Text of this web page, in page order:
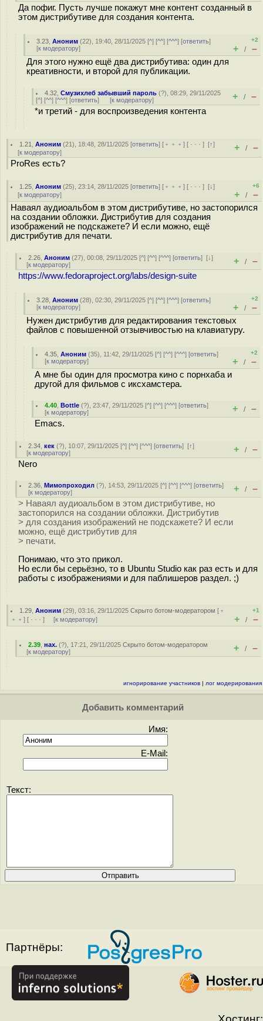
Да пофиг. Пусть лучше покажут мне контент созданный в
этом дистрибутиве для создания контента.
3.23 ,Аноним (22), 19:40, 28/11/2025 [^] [^^] [^^^] [ответить]
[к модератору]
+2
+ / –
Для этого нужно ещё два дистрибутива: один для
креативности, и второй для публикации.
4.32 ,Смузихлеб забывший пароль (?), 08:29, 29/11/2025
[^] [^^] [^^^] [ответить] [к модератору] + / –
*и третий - для воспроизведения контента
1.21 ,Аноним (21), 18:48, 28/11/2025 [ответить] [ ﹢﹢﹢] [ · · ·][↑]
[к модератору] + / –
ProRes есть?
1.25 ,Аноним (25), 23:14, 28/11/2025 [ответить] [ ﹢﹢﹢] [ · · ·][↓]
[к модератору]
+6
+ / –
Наваял аудиоальбом в этом дистрибутиве, но застопорился
на создании обложки. Дистрибутив для создания
изображений не подскажете? И если можно, ещё
дистрибутив для печати.
2.26 ,Аноним (27), 00:08, 29/11/2025 [^] [^^] [^^^] [ответить][↓]
[к модератору] + / –
https://www.fedoraproject.org/labs/design-suite
3.28 ,Аноним (28), 02:30, 29/11/2025 [^] [^^] [^^^] [ответить]
[к модератору]
+2
+ / –
Нужен дистрибутив для редактирования текстовых
файлов с повышенной отзывчивостью на клавиатуру.
4.35 ,Аноним (35), 11:42, 29/11/2025 [^] [^^] [^^^] [ответить]
[к модератору]
+2
+ / –
А мне бы один для просмотра кино с порнхаба и
другой для фильмов с иксхамстера.
4.40 ,Bottle (?), 23:47, 29/11/2025 [^] [^^] [^^^] [ответить]
[к модератору] + / –
Emacs.
2.34 ,кек (?), 10:07, 29/11/2025 [^] [^^] [^^^] [ответить][↑]
[к модератору] + / –
Nero
2.36 ,Мимопроходил (?), 14:53, 29/11/2025 [^] [^^] [^^^] [ответить]
[к модератору] + / –
> Наваял аудиоальбом в этом дистрибутиве, но
застопорился на создании обложки. Дистрибутив
> для создания изображений не подскажете? И если
можно, ещё дистрибутив для
> печати.
Понимаю, что это прикол.
Но если бы серьёзно, то в Ubuntu Studio как раз есть и для
работы с изображениями и для паблишеров раздел. ;)
1.29 ,Аноним (29), 03:16, 29/11/2025Скрыто ботом-модератором [ ﹢
﹢﹢ ] [ · · · ] [к модератору]
+1
+ / –
2.39 ,нах. (?), 17:21, 29/11/2025Скрыто ботом-модератором
[к модератору] + / –
игнорирование участников | лог модерирования
Добавить комментарий
Имя:
E-Mail:
Текст:
Партнёры: